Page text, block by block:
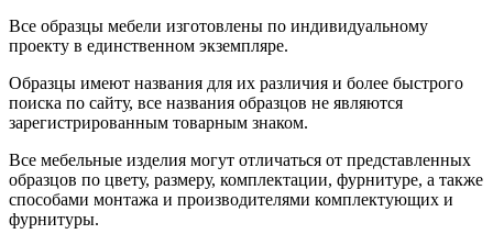
Все образцы мебели изготовлены по индивидуальному
проекту в единственном экземпляре.
Образцы имеют названия для их различия и более быстрого
поиска по сайту, все названия образцов не являются
зарегистрированным товарным знаком.
Все мебельные изделия могут отличаться от представленных
образцов по цвету, размеру, комплектации, фурнитуре, а также
способами монтажа и производителями комплектующих и
фурнитуры.